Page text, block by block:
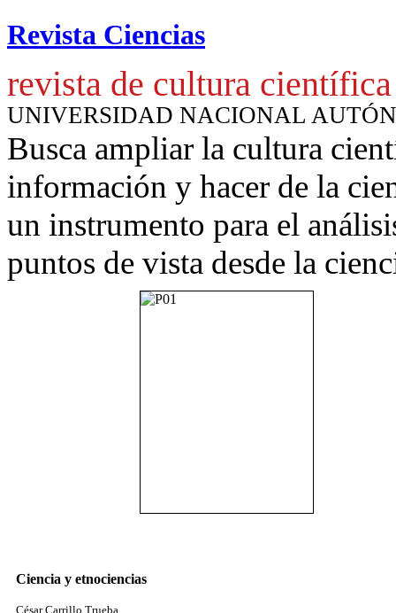
Revista Ciencias
revista de cultura científica
UNIVERSIDAD NACIONAL
Busca ampliar la cultura
información y hacer de la
un instrumento para el
puntos de vista desde la
Ciencia y etnociencias
César Carrillo Trueba